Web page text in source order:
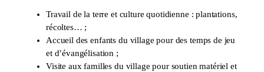
Travail de la terre et culture quotidienne : plantations,
récoltes… ;
Accueil des enfants du village pour des temps de jeu
et d’évangélisation ;
Visite aux familles du village pour soutien matériel et